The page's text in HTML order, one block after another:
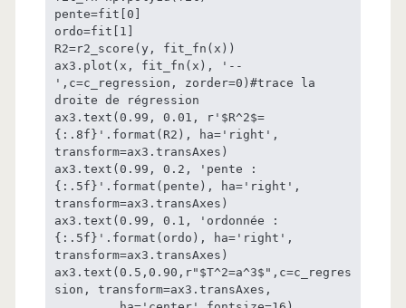
pente=fit[0]
ordo=fit[1]
R2=r2_score(y, fit_fn(x))
ax3.plot(x, fit_fn(x), '--
',c=c_regression, zorder=0)#trace la
droite de régression
ax3.text(0.99, 0.01, r'$R^2$=
{:.8f}'.format(R2), ha='right',
transform=ax3.transAxes)
ax3.text(0.99, 0.2, 'pente :
{:.5f}'.format(pente), ha='right',
transform=ax3.transAxes)
ax3.text(0.99, 0.1, 'ordonnée :
{:.5f}'.format(ordo), ha='right',
transform=ax3.transAxes)
ax3.text(0.5,0.90,r"$T^2=a^3$",c=c_regres
sion, transform=ax3.transAxes,